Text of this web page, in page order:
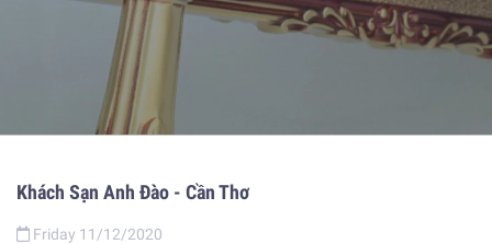
Khách Sạn Anh Đào - Cần Thơ
Friday 11/12/2020